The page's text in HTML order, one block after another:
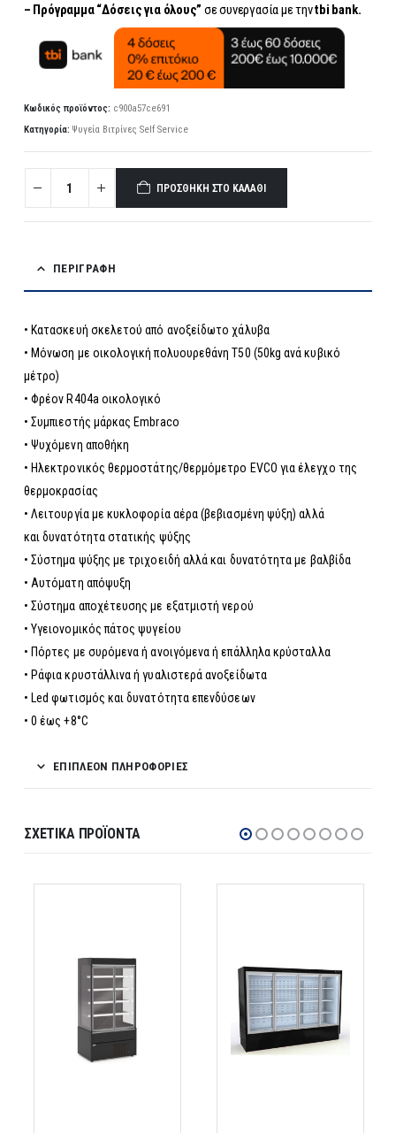
– Πρόγραμμα “Δόσεις για όλους” σε συνεργασία με τηνtbi bank.
Κωδικός προϊόντος: c900a57ce691
Κατηγορία: Ψυγεία Βιτρίνες Self Service
ΠΡΟΣΘΉΚΗ ΣΤΟ ΚΑΛΆΘΙ
ΠΕΡΙΓΡΑΦΉ
• Κατασκευή σκελετού από ανοξείδωτο χάλυβα
• Μόνωση με οικολογική πολυουρεθάνη Τ50 (50kg ανά κυβικό
μέτρο)
• Φρέον R404a οικολογικό
• Συμπιεστής μάρκας Embraco
• Ψυχόμενη αποθήκη
• Ηλεκτρονικός θερμοστάτης/θερμόμετρο EVCO για έλεγχο της
θερμοκρασίας
• Λειτουργία με κυκλοφορία αέρα (βεβιασμένη ψύξη) αλλά
και δυνατότητα στατικής ψύξης
• Σύστημα ψύξης με τριχοειδή αλλά και δυνατότητα με βαλβίδα
• Αυτόματη απόψυξη
• Σύστημα αποχέτευσης με εξατμιστή νερού
• Υγειονομικός πάτος ψυγείου
• Πόρτες με συρόμενα ή ανοιγόμενα ή επάλληλα κρύσταλλα
• Ράφια κρυστάλλινα ή γυαλιστερά ανοξείδωτα
• Led φωτισμός και δυνατότητα επενδύσεων
• 0 έως +8°C
ΕΠΙΠΛΈΟΝ ΠΛΗΡΟΦΟΡΊΕΣ
ΣΧΕΤΙΚΆ ΠΡΟΪΌΝΤΑ